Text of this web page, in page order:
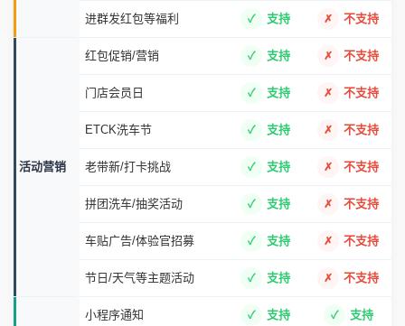
进群发红包等福利 支持 不支持
活动营销
红包促销/营销 支持 不支持
门店会员日 支持 不支持
ETCK洗车节 支持 不支持
老带新/打卡挑战 支持 不支持
拼团洗车/抽奖活动 支持 不支持
车贴广告/体验官招募 支持 不支持
节日/天气等主题活动 支持 不支持
小程序通知 支持 支持